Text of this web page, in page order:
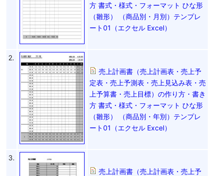
方 書式・様式・フォーマット ひな形
（雛形） （商品別・月別）テンプレ
ート01（エクセル Excel）
2.
売上計画書（売上計画表・売上予
定表・売上予測表・売上見込み表・売
上予算書・売上目標）の作り方・書き
方 書式・様式・フォーマット ひな形
（雛形） （商品別・年別）テンプレ
ート01（エクセル Excel）
3.
売上計画書（売上計画表・売上予